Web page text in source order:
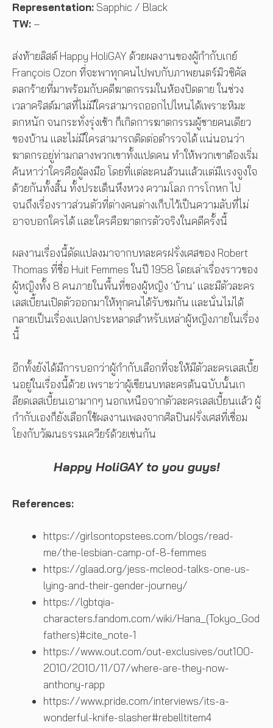
Representation: Sapphic / Black
TW: –
ส่งท้ายลิสต์ Happy HoliGAY ด้วยผลงานของผู้กำกับเกย์
François Ozon ที่จะพาทุกคนไปพบกับภาพยนตร์มิวซิคัล
ตลกร้ายที่มาพร้อมกับคดีฆาตกรรมในห้องปิดตาย ในช่วง
เวลาคริสต์มาสที่ไม่มีใครสามารถออกไปไหนได้เพราะหิมะ
ตกหนัก จนกระทั่งรุ่งเช้า ก็เกิดการฆาตกรรมผู้ชายคนเดียว
ของบ้าน และไม่มีใครสามารถติดต่อตำรวจได้ แน่นอนว่า
ฆาตกรอยู่ท่ามกลางพวกเขาทั้งแปดคน ทำให้พวกเขาต้องเริ่ม
ค้นหาว่าใครคือผู้ลงมือ โดยที่แต่ละคนล้วนแล้วแต่มีแรงจูงใจ
ด้วยกันทั้งสิ้น ทั้งประเด็นหึงหวง ความโลภ การโกหก ไป
จนถึงเรื่องราวส่วนตัวที่ต่างคนต่างเก็บไว้เป็นความลับที่ไม่
อาจบอกใครได้ และใครคือฆาตกรตัวจริงในคดีครั้งนี้
ผลงานเรื่องนี้ดัดแปลงมาจากบทละครฝรั่งเศสของ Robert
Thomas ที่ชื่อ Huit Femmes ในปี 1958 โดยเล่าเรื่องราวของ
ผู้หญิงทั้ง 8 คนภายในพื้นที่ของผู้หญิง ‘บ้าน’ และมีตัวละคร
เลสเบี้ยนเปิดตัวออกมาให้ทุกคนได้รับชมกัน และนั่นไม่ได้
กลายเป็นเรื่องแปลกประหลาดสำหรับเหล่าผู้หญิงภายในเรื่อง
นี้
อีกทั้งยังได้มีการบอกว่าผู้กำกับเลือกที่จะให้มีตัวละครเลสเบี้ย
นอยู่ในเรื่องนี้ด้วย เพราะว่าผู้เขียนบทละครต้นฉบับนั้นเก
ลียดเลสเบี้ยนเอามากๆ นอกเหนือจากตัวละครเลสเบี้ยนแล้ว ผู้
กำกับเองก็ยังเลือกใช้ผลงานเพลงจากศิลปินฝรั่งเศสที่เชื่อม
โยงกับวัฒนธรรมเควียร์ด้วยเช่นกัน
Happy HoliGAY to you guys!
References:
https://girlsontopstees.com/blogs/read-
me/the-lesbian-camp-of-8-femmes
https://glaad.org/jess-mcleod-talks-one-us-
lying-and-their-gender-journey/
https://lgbtqia-
characters.fandom.com/wiki/Hana_(Tokyo_God
fathers)#cite_note-1
https://www.out.com/out-exclusives/out100-
2010/2010/11/07/where-are-they-now-
anthony-rapp
https://www.pride.com/interviews/its-a-
wonderful-knife-slasher#rebelltitem4